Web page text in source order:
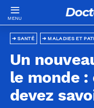
MALADIES ET
SANTÉ
Un
le monde :
devez